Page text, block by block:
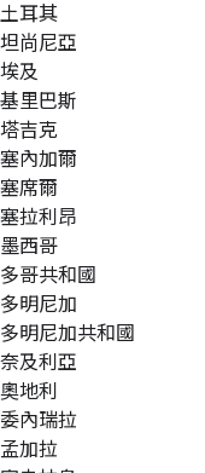
土耳其
坦尚尼亞
埃及
基里巴斯
塔吉克
塞內加爾
塞席爾
塞拉利昂
墨西哥
多哥共和國
多明尼加
多明尼加共和國
奈及利亞
奧地利
委內瑞拉
孟加拉